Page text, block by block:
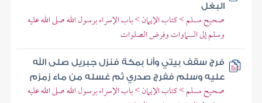
البغل
صحيح مسلم > كتاب الإيمان > باب الإسراء برسول الله صلى الله عليه
وسلم إلى السماوات وفرض الصلوات
فرج سقف بيتي وأنا بمكة فنزل جبريل صلى الله
عليه وسلم ففرج صدري ثم غسله من ماء زمزم
صحيح مسلم > كتاب الإيمان > باب الإسراء برسول الله صلى الله عليه